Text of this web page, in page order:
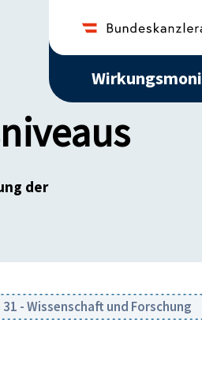
der
31 - Wissenschaft und Forschung